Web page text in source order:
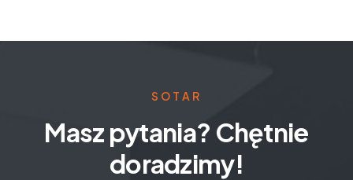
SOTAR
Masz pytania? Chętnie
doradzimy!